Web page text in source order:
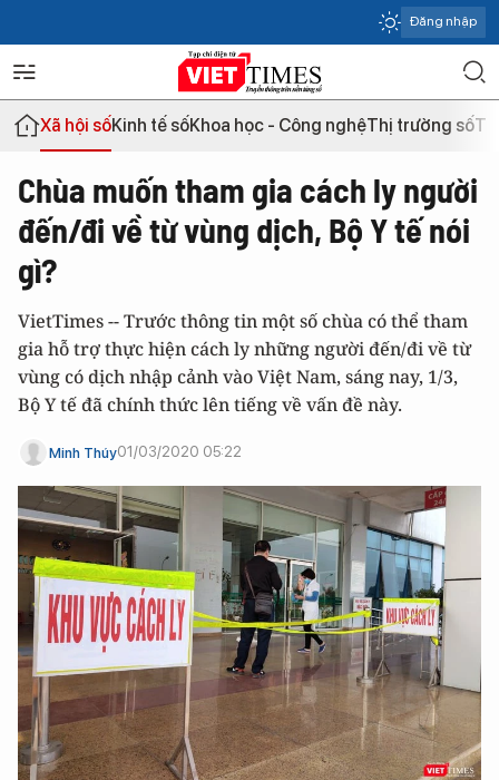
Đăng nhập
Xã hội sốKinh tế sốKhoa học - Công nghệThị trường số
Chùa muốn tham gia cách ly người
đến/đi về từ vùng dịch, Bộ Y tế nói
gì?
VietTimes -- Trước thông tin một số chùa có thể tham
gia hỗ trợ thực hiện cách ly những người đến/đi về từ
vùng có dịch nhập cảnh vào Việt Nam, sáng nay, 1/3,
Bộ Y tế đã chính thức lên tiếng về vấn đề này.
Minh Thúy01/03/2020 05:22